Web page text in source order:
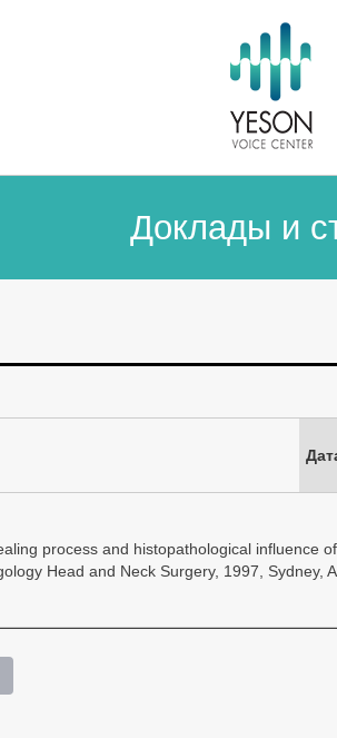
Доклады и
process and histopathological influence
Head and Neck Surgery, 1997, Sydney,